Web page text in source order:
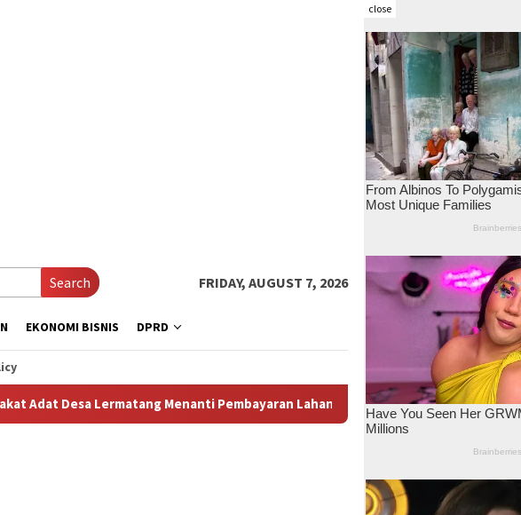
close
Search FRIDAY, AUGUST 7, 2026
EKONOMI BISNIS DPRD
Lahan: Antara Dugaan Konspirasi dan Bayang-Bayang “Makelar